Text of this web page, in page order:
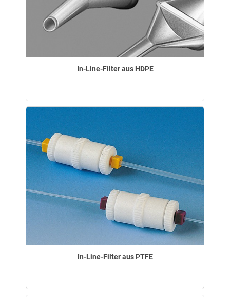
In-Line-Filter aus HDPE
In-Line-Filter aus PTFE